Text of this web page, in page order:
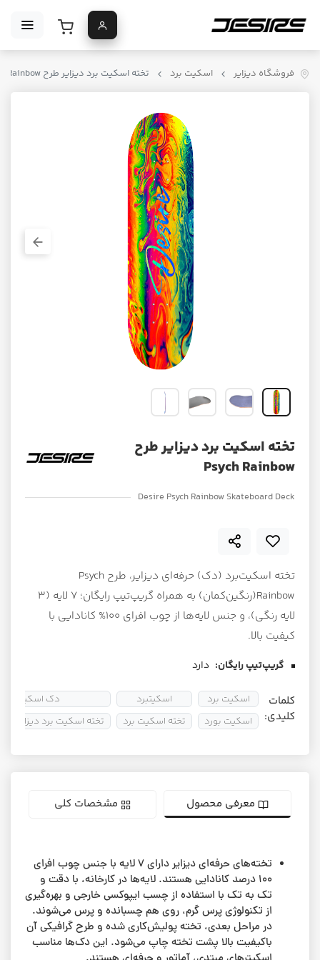
فروشگاه دیزایر اسکیت برد تخته اسکیت برد دیزایر طرح Psych Rainbow
تخته اسکیت برد دیزایر طرح
Psych Rainbow
Desire Psych Rainbow Skateboard Deck
تخته اسکیت‌برد (دک) حرفه‌ای دیزایر، طرح Psych
Rainbow(رنگین‌کمان) به همراه گریپ‌تیپ رایگان؛ ۷ لایه (۳
لایه رنگی)، و جنس لایه‌ها از چوب افرای 100% کانادایی با
کیفیت بالا.
گریپ‌تیپ رایگان: دارد
کلمات
کلیدی:
اسکیت برد
اسکیت بورد
اسکیتبرد
تخته اسکیت برد
دک اسکیت برد
تخته اسکیت برد دیزایر Psych Rainbow
معرفی محصول مشخصات کلی
تخته‌های حرفه‌ای دیزایر دارای ۷ لایه با جنس چوب افرای
۱۰۰ درصد کانادایی هستند. لایه‌ها در کارخانه، با دقت و
تک به تک با استفاده از چسب ایپوکسی خارجی و بهره‌گیری
از تکنولوژی پرس گرم، روی هم چسبانده و پرس می‌شوند.
در مراحل بعدی، تخته پولیش‌کاری شده و طرح گرافیکی آن
باکیفیت بالا پشت تخته چاپ می‌شود. این دک‌ها مناسب